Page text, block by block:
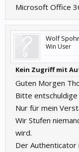
Microsoft Office
Wolf Spohr
Win User
Kein Zugriff mit
Guten Morgen
Bitte
Nur für mein
Wir Stufen
wird.
Der Authenticator